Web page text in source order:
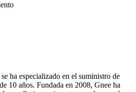
ha especializado en el suministro de
10 años. Fundada en 2008, Gnee ha